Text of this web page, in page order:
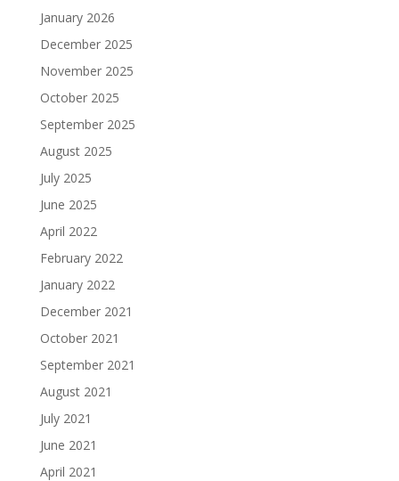
January 2026
December 2025
November 2025
October 2025
September 2025
August 2025
July 2025
June 2025
April 2022
February 2022
January 2022
December 2021
October 2021
September 2021
August 2021
July 2021
June 2021
April 2021